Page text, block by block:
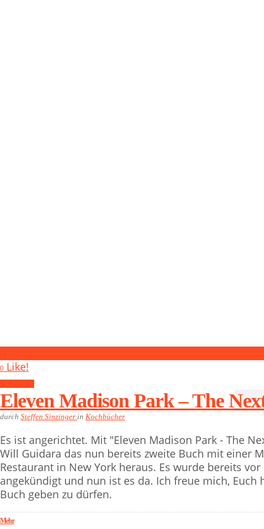
0 Like!
Eleven Madison Park – The
durch Steffen Sinzinger in Kochbücher
Es ist angerichtet. Mit "Eleven Madison Park - The
Will Guidara das nun bereits zweite Buch mit einer
Restaurant in New York heraus. Es wurde bereits
angekündigt und nun ist es da. Ich freue mich,
Buch geben zu dürfen.
Mehr